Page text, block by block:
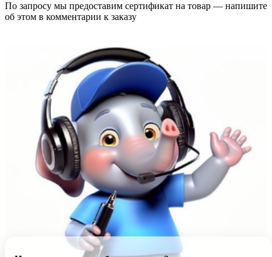
По запросу мы предоставим сертификат на товар — напишите
об этом в комментарии к заказу